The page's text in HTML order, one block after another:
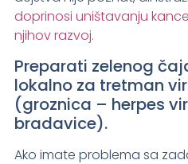
doprinosi uništavanju
njihov razvoj.
Preparati zelenog
lokalno za tretman
(groznica – herpes
bradavice).
Ako imate problema sa